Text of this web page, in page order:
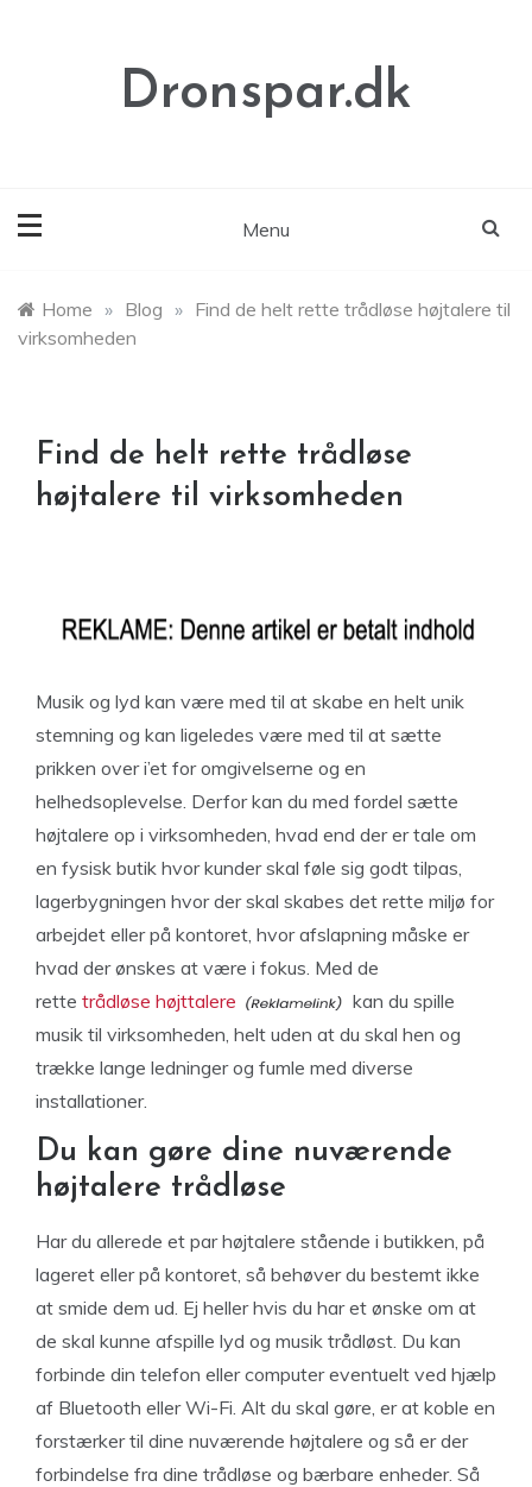
Dronspar.dk
Menu
Home » Blog » Find de helt rette trådløse højtalere til
virksomheden
Find de helt rette trådløse
højtalere til virksomheden
Musik og lyd kan være med til at skabe en helt unik
stemning og kan ligeledes være med til at sætte
prikken over i’et for omgivelserne og en
helhedsoplevelse. Derfor kan du med fordel sætte
højtalere op i virksomheden, hvad end der er tale om
en fysisk butik hvor kunder skal føle sig godt tilpas,
lagerbygningen hvor der skal skabes det rette miljø for
arbejdet eller på kontoret, hvor afslapning måske er
hvad der ønskes at være i fokus. Med de
rette trådløse højttalere
kan du spille
musik til virksomheden, helt uden at du skal hen og
trække lange ledninger og fumle med diverse
installationer.
Du kan gøre dine nuværende
højtalere trådløse
Har du allerede et par højtalere stående i butikken, på
lageret eller på kontoret, så behøver du bestemt ikke
at smide dem ud. Ej heller hvis du har et ønske om at
de skal kunne afspille lyd og musik trådløst. Du kan
forbinde din telefon eller computer eventuelt ved hjælp
af Bluetooth eller Wi-Fi. Alt du skal gøre, er at koble en
forstærker til dine nuværende højtalere og så er der
forbindelse fra dine trådløse og bærbare enheder. Så